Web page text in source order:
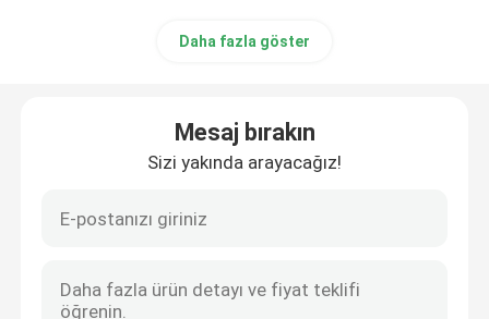
Tüm servis talepleri
TBR Lastikleri
Daha fazla göster
Mesaj bırakın
Sizi yakında arayacağız!